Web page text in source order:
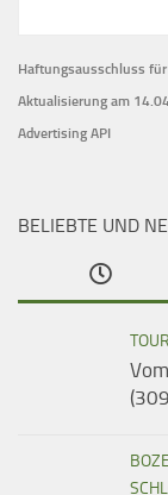
Haftungsausschluss
Aktualisierung am
Advertising API
BELIEBTE UND